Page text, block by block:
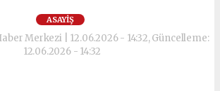
ASAYIŞ
Merkezi | 12.06.2026 - 14:32, Güncelleme:
12.06.2026 - 14:32